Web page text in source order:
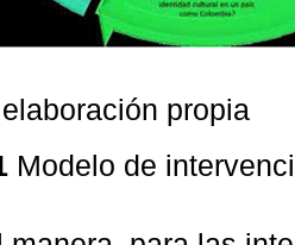
propia
Modelo de